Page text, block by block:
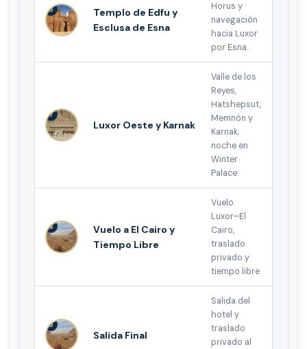
6
Templo de Edfu y
Esclusa de Esna
Horus y
navegación
hacia Luxor
por Esna.
7
Luxor Oeste y Karnak
Valle de los
Reyes,
Hatshepsut,
Memnón y
Karnak;
noche en
Winter
Palace.
8
Vuelo a El Cairo y
Tiempo Libre
Vuelo
Luxor–El
Cairo,
traslado
privado y
tiempo libre.
9
Salida Final
Salida del
hotel y
traslado
privado al